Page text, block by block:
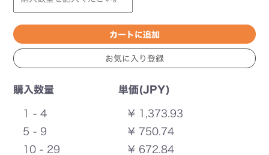
購入数量 単価(JPY)
1 - 4
¥ 1,373.93
5 - 9
¥ 750.74
10 - 29
¥ 672.84